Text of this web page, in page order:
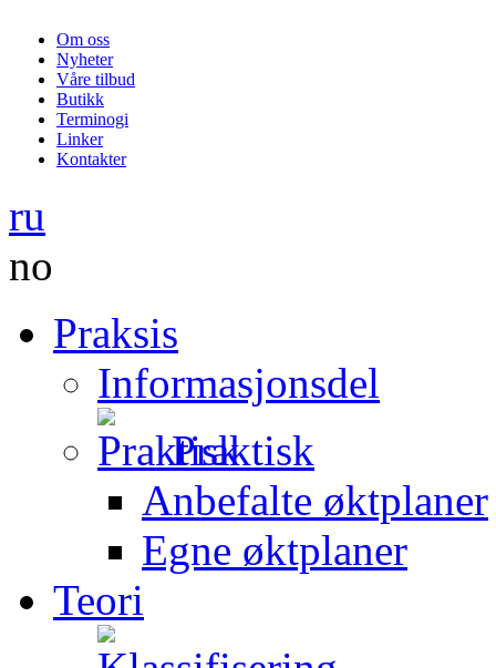
Om oss
Nyheter
Våre tilbud
Butikk
Terminogi
Linker
Kontakter
ru
no
Praksis
Informasjonsdel
Praktisk
Anbefalte øktplaner
Egne øktplaner
Teori